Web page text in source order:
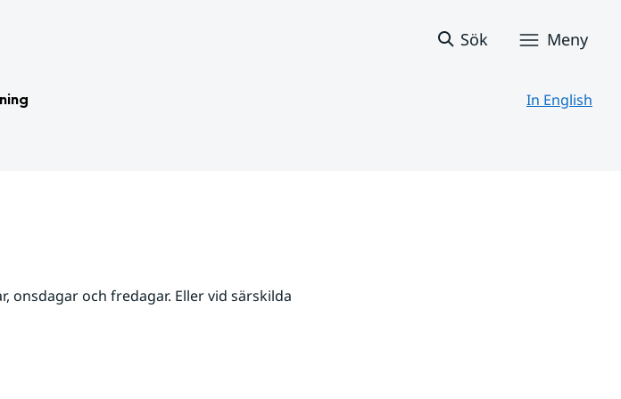
Sök Meny
In English
onsdagar och fredagar. Eller vid särskilda